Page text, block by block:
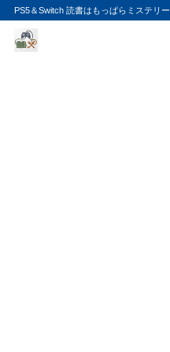
PS5＆Switch 読書はもっぱらミステリー